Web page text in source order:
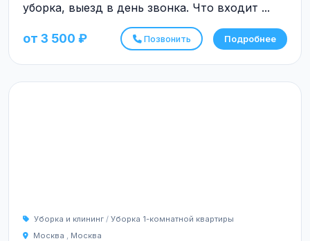
уборка, выезд в день звонка. Что входит ...
от 3 500 ₽ Позвонить Подробнее
Уборка и клининг / Уборка 1-комнатной квартиры
Москва , Москва